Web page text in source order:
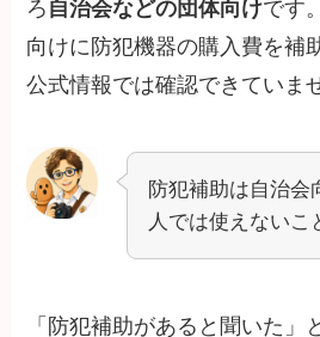
ろ 自治会などの団体向けです
向けに防犯機器の購入費を補
公式情報では確認できていま
防犯補助は自治会
人では使えないこ
「防犯補助があると聞いた」